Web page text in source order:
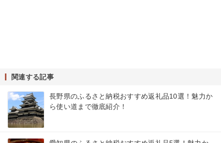
関連する記事
長野県のふるさと納税おすすめ返礼品10選！魅力か
ら使い道まで徹底紹介！